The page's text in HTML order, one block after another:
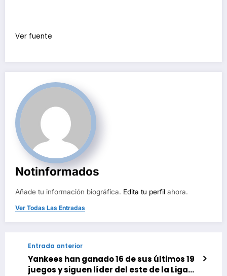
Ver fuente
Notinformados
Añade tu información biográfica. Edita tu perfil ahora.
Ver Todas Las Entradas
Entrada anterior
Yankees han ganado 16 de sus últimos 19
juegos y siguen líder del este de la Liga